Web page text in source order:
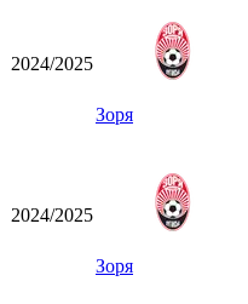
2024/2025
Зоря
2024/2025
Зоря